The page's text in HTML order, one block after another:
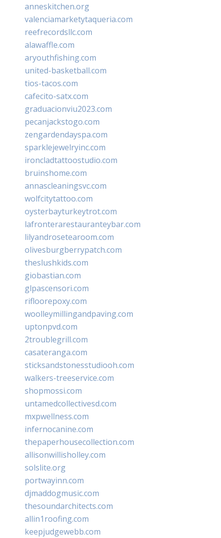
anneskitchen.org
valenciamarketytaqueria.com
reefrecordsllc.com
alawaffle.com
aryouthfishing.com
united-basketball.com
tios-tacos.com
cafecito-satx.com
graduacionviu2023.com
pecanjackstogo.com
zengardendayspa.com
sparklejewelryinc.com
ironcladtattoostudio.com
bruinshome.com
annascleaningsvc.com
wolfcitytattoo.com
oysterbayturkeytrot.com
lafronterarestauranteybar.com
lilyandrosetearoom.com
olivesburgberrypatch.com
theslushkids.com
giobastian.com
glpascensori.com
rifloorepoxy.com
woolleymillingandpaving.com
uptonpvd.com
2troublegrill.com
casateranga.com
sticksandstonesstudiooh.com
walkers-treeservice.com
shopmossi.com
untamedcollectivesd.com
mxpwellness.com
infernocanine.com
thepaperhousecollection.com
allisonwillisholley.com
solslite.org
portwayinn.com
djmaddogmusic.com
thesoundarchitects.com
allin1roofing.com
keepjudgewebb.com